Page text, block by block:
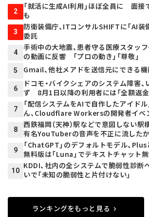
2
「就活に生成AI利用」ほぼ全員に 面接
も
3
防衛装備庁、ITコンサルSHIFTに「AI装
委託
4
手術中の大地震、患者守る医療スタッ
の動画に反響 「プロの動き」「尊敬」
5 Gmail、他社メアドを送信元にできる
6
ドコモ・バイクシェアのシステム障害
ず 8月1日以降の利用者には「全額返金
7
「配信システムをAIで自作したアイド
ん、Cloudflare Workersの開発者イベ
8
西鉄福岡（天神）駅などで意図しない
有名YouTuberの音声を不正に流したか
9
「ChatGPT」のデフォルトモデル、Plus
無料版は「Luna」でテキストチャット
10
KDDI、社内の全システムで脆弱性診
いで「未知の脆弱性と片付けない」
ランキングをもっと見る